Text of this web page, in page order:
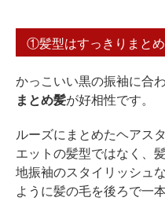
①髪型はすっきりまと
かっこいい黒の振袖に合
まとめ髪が好相性です。
ルーズにまとめたヘアス
エットの髪型ではなく、
地振袖のスタイリッシュ
ように髪の毛を後ろで一